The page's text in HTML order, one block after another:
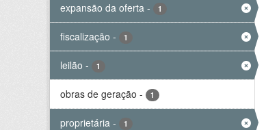
expansão da oferta - 1
fiscalização - 1
leilão - 1
obras de geração - 1
proprietária - 1